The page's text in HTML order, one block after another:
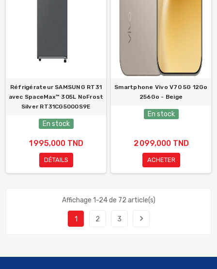
Réfrigérateur SAMSUNG RT31
avec SpaceMax™ 305L NoFrost
Silver RT31CG5000S9E
En stock
1 995,000 TND
DÉTAILS
Smartphone Vivo V70 5G 12Go
256Go - Beige
En stock
2 099,000 TND
ACHETER
Affichage 1-24 de 72 article(s)
1 2 3 navigate_next